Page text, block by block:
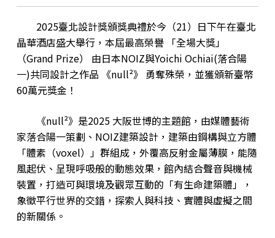
2025臺北設計獎頒獎典禮於今（21）日下午在臺北
晶華酒店盛大舉行，本屆最高榮譽 「全場大獎」
（Grand Prize） 由日本NOIZ與Yoichi Ochiai(落合陽
一)共同設計之作品 《null²》 勇奪殊榮，並獲頒新臺幣
60萬元獎金！
《null²》是2025 大阪世博的主題館，由媒體藝術
家落合陽一策劃、NOIZ建築設計，建築由鋼構與立方體
「體素（voxel）」群組成，外覆高反射金屬薄膜，能隨
風起伏、呈現呼吸般的動態效果，館內結合聲音與機械
裝置，打造可與環境及觀眾互動的「有生命建築體」，
象徵平行世界的交錯，探索人與科技、實體與虛擬之間
的新關係。